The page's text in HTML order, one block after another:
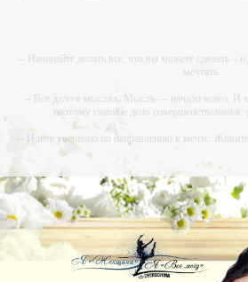
-- Начинайте делать все, что вы можете сделать –
мечтать.
-- Все дело в мыслях. Мысль — начало всего. И
поэтому главное дело совершенствования:
-- Идите уверенно по направлению к мечте.
-- Самое большое богатство — это ум. Самая
страхов самый пугающий —
-- Лучшее, что можно сделать с хорошим советом,
никогда не бывает полезен никому,
-- Люблю давать советы и очень не